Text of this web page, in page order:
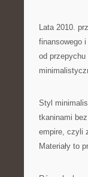
Lata 2010.
finansowego
od przepychu
Styl
tkaninami
empire, czyli
Materiały to